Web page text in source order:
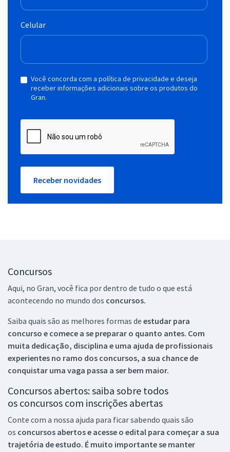
Celular
Você concorda com a política de privacidade e deseja
receber informações adicionais sobre os produtos do
Gran.
Receber novidades
Concursos
Aqui, no Gran, você fica por dentro de tudo o que está
acontecendo no mundo dos concursos.
Saiba quais são as melhores formas de estudar para
concurso e comece a se preparar o quanto antes. Com
muita dedicação, disciplina e uma ajuda de profissionais
experientes no ramo dos concursos, a sua chance de
conquistar uma vaga passa a ser bem maior.
Concursos abertos: saiba sobre todos
os concursos com inscrições abertas
Conte com a nossa ajuda para ficar sabendo quais são
os concursos abertos e acesse o edital para começar a sua
trajetória de estudo. É muito importante se manter